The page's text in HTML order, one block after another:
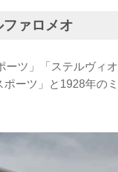
ァロメオ
ツ」「ステルヴィ
ーツ」と1928年の